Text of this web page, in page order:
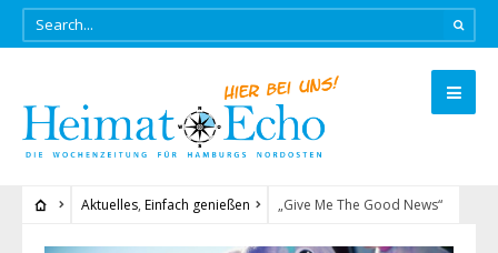
Aktuelles, Einfach genießen „Give Me The Good News“